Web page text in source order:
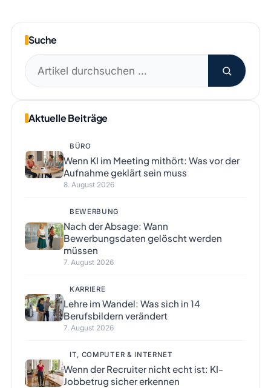
Suche
Suchen
nach:
Aktuelle Beiträge
BÜRO
Wenn KI im Meeting mithört: Was vor der
Aufnahme geklärt sein muss
8. August 2026
BEWERBUNG
Nach der Absage: Wann
Bewerbungsdaten gelöscht werden
müssen
7. August 2026
KARRIERE
Lehre im Wandel: Was sich in 14
Berufsbildern verändert
7. August 2026
IT, COMPUTER & INTERNET
Wenn der Recruiter nicht echt ist: KI-
Jobbetrug sicher erkennen